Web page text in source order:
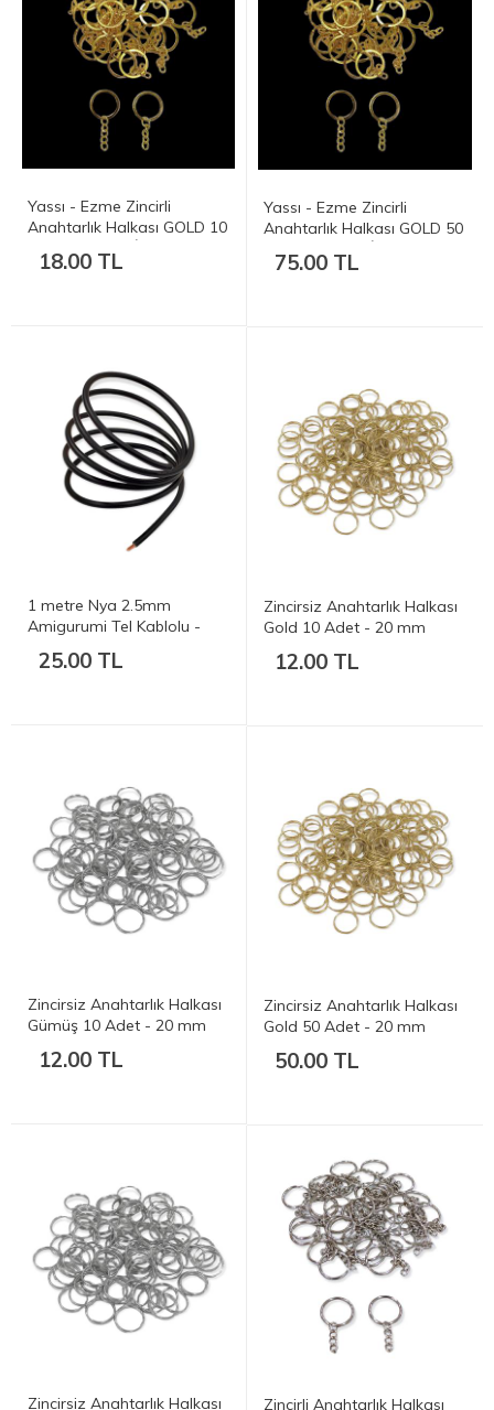
Yassı - Ezme Zincirli
Anahtarlık Halkası GOLD 10
18.00 TL
Yassı - Ezme Zincirli
Anahtarlık Halkası GOLD 50
75.00 TL
1 metre Nya 2.5mm
Amigurumi Tel Kablolu -
Kablosu - Siyah
25.00 TL
Zincirsiz Anahtarlık Halkası
Gold 10 Adet - 20 mm
12.00 TL
Zincirsiz Anahtarlık Halkası
Gümüş 10 Adet - 20 mm
12.00 TL
Zincirsiz Anahtarlık Halkası
Gold 50 Adet - 20 mm
50.00 TL
Zincirsiz Anahtarlık Halkası Zincirli Anahtarlık Halkası